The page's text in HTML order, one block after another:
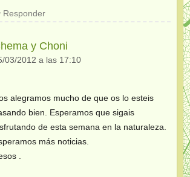
Responder
y Choni
03/2012 a las 17:10
alegramos mucho de que os lo esteis
bien. Esperamos que sigais
de esta semana en la naturaleza.
más noticias.
.